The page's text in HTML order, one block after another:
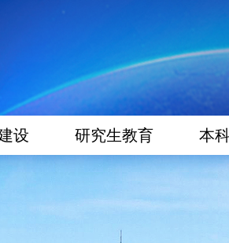
设 研究生教育 本